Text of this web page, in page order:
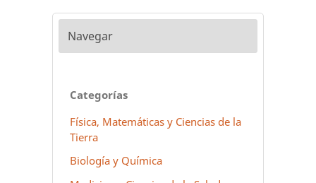
Navegar
Categorías
Física, Matemáticas y Ciencias de la
Tierra
Biología y Química